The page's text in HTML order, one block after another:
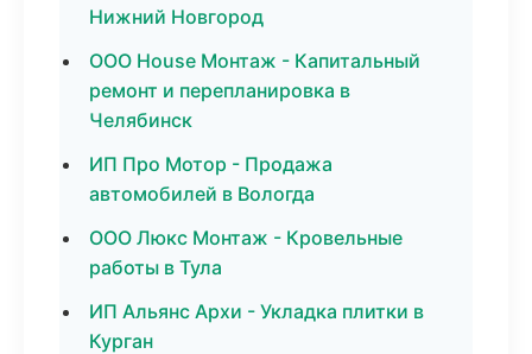
Нижний Новгород
ООО House Монтаж - Капитальный
ремонт и перепланировка в
Челябинск
ИП Про Мотор - Продажа
автомобилей в Вологда
ООО Люкс Монтаж - Кровельные
работы в Тула
ИП Альянс Архи - Укладка плитки в
Курган